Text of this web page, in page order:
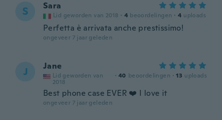
S Sara
Lid geworden van 2018 · 4 beoordelingen · 4 uploads
Perfetta è arrivata anche prestissimo!
ongeveer 7 jaar geleden
J Jane
Lid geworden van
2018
· 40 beoordelingen · 13 uploads
Best phone case EVER ❤️ I love it
ongeveer 7 jaar geleden